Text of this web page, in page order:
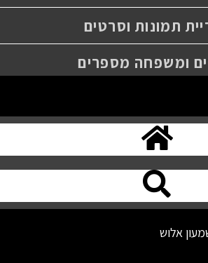
תמונות וסרטים
ומשפחה מספרים
אלוש